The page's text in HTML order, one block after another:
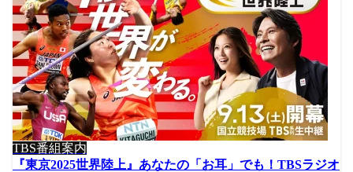
TBS番組案内
『東京2025世界陸上』あなたの「お耳」でも！TBSラジオ